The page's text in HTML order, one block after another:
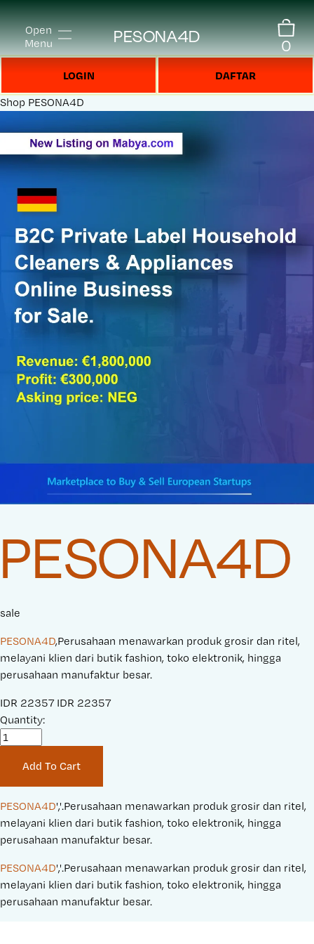
Open
Menu
PESONA4D 0
LOGIN DAFTAR
Shop PESONA4D
PESONA4D
sale
PESONA4D,Perusahaan menawarkan produk grosir dan ritel,
melayani klien dari butik fashion, toko elektronik, hingga
perusahaan manufaktur besar.
S
a
r
i
c
e
IDR 22357 O
n
a
l
P
i
c
e
IDR 22357
Quantity:
Add To Cart
PESONA4D','.Perusahaan menawarkan produk grosir dan ritel,
melayani klien dari butik fashion, toko elektronik, hingga
perusahaan manufaktur besar.
PESONA4D','.Perusahaan menawarkan produk grosir dan ritel,
melayani klien dari butik fashion, toko elektronik, hingga
perusahaan manufaktur besar.